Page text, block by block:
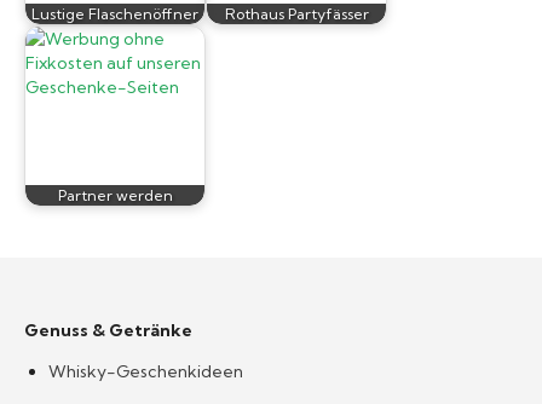
Lustige Flaschenöffner Rothaus Partyfässer
Partner werden
Genuss & Getränke
Whisky-Geschenkideen